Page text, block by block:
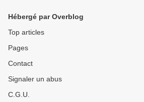
Hébergé par Overblog
Top articles
Pages
Contact
Signaler un abus
C.G.U.